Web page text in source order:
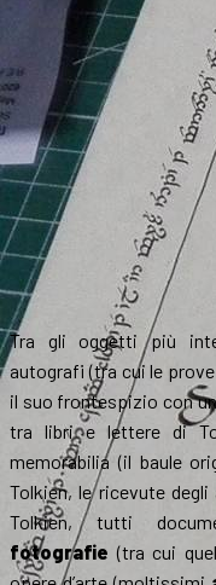
Tra gli oggetti più
autografi (tra cui le
il suo frontespizio con
tra libri e lettere di
memorabilia (il baule
Tolkien, le ricevute
Tolkien, tutti
fotografie (tra cui